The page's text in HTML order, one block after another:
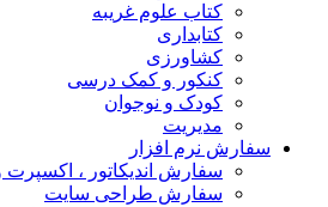
کتاب علوم غریبه
کتابداری
کشاورزی
کنکور و کمک‌ درسی
کودک و نوجوان
مدیریت
سفارش نرم افزار
سفارش اندیکاتور ، اکسپرت
سفارش طراحی سایت